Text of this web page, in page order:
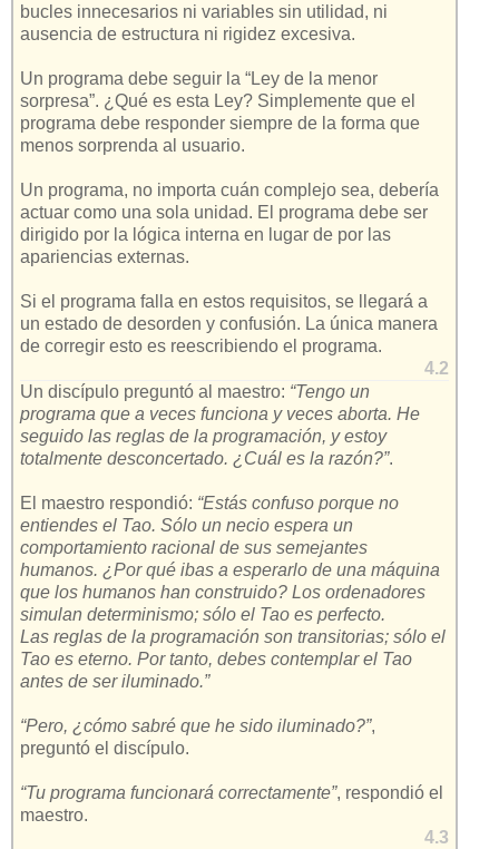
bucles innecesarios ni variables sin utilidad, ni
ausencia de estructura ni rigidez excesiva.
Un programa debe seguir la “Ley de la menor
sorpresa”. ¿Qué es esta Ley? Simplemente que el
programa debe responder siempre de la forma que
menos sorprenda al usuario.
Un programa, no importa cuán complejo sea, debería
actuar como una sola unidad. El programa debe ser
dirigido por la lógica interna en lugar de por las
apariencias externas.
Si el programa falla en estos requisitos, se llegará a
un estado de desorden y confusión. La única manera
de corregir esto es reescribiendo el programa.
4.2
Un discípulo preguntó al maestro: “Tengo un
programa que a veces funciona y veces aborta. He
seguido las reglas de la programación, y estoy
totalmente desconcertado. ¿Cuál es la razón?”.
El maestro respondió: “Estás confuso porque no
entiendes el Tao. Sólo un necio espera un
comportamiento racional de sus semejantes
humanos. ¿Por qué ibas a esperarlo de una máquina
que los humanos han construido? Los ordenadores
simulan determinismo; sólo el Tao es perfecto.
Las reglas de la programación son transitorias; sólo el
Tao es eterno. Por tanto, debes contemplar el Tao
antes de ser iluminado.”
“Pero, ¿cómo sabré que he sido iluminado?”,
preguntó el discípulo.
“Tu programa funcionará correctamente”, respondió el
maestro.
4.3